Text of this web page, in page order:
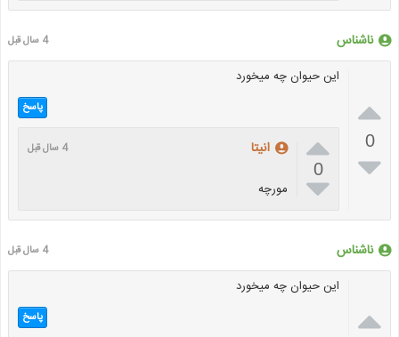
ناشناس 4 سال قبل

0

این حیوان چه میخورد
پاسخ

0

انیتا 4 سال قبل
مورچه
ناشناس 4 سال قبل

این حیوان چه میخورد
پاسخ